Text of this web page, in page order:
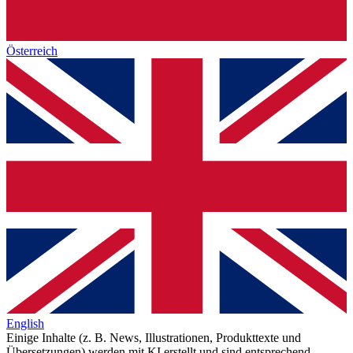
Österreich
English
Einige Inhalte (z. B. News, Illustrationen, Produkttexte und